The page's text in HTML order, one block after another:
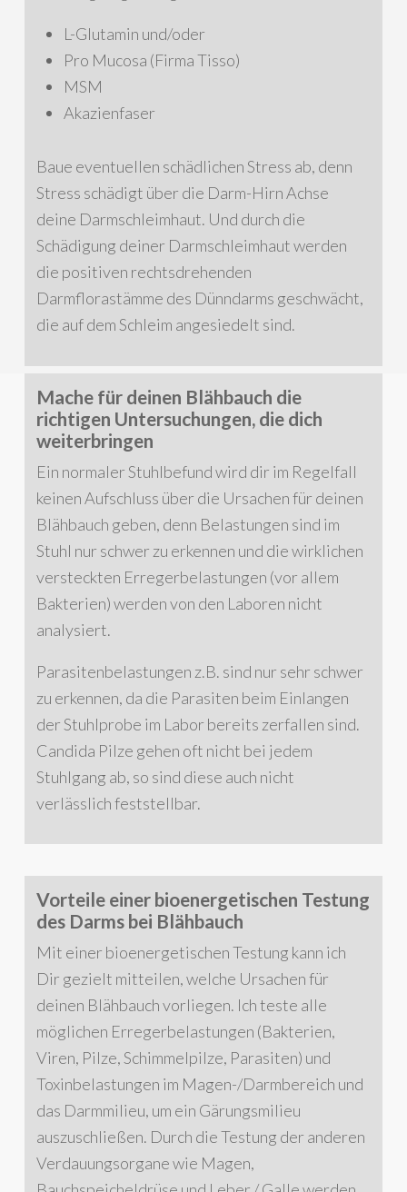
L-Glutamin und/oder
Pro Mucosa (Firma Tisso)
MSM
Akazienfaser
Baue eventuellen schädlichen Stress ab, denn
Stress schädigt über die Darm-Hirn Achse
deine Darmschleimhaut. Und durch die
Schädigung deiner Darmschleimhaut werden
die positiven rechtsdrehenden
Darmflorastämme des Dünndarms geschwächt,
die auf dem Schleim angesiedelt sind.
Mache für deinen Blähbauch die
richtigen Untersuchungen, die dich
weiterbringen
Ein normaler Stuhlbefund wird dir im Regelfall
keinen Aufschluss über die Ursachen für deinen
Blähbauch geben, denn Belastungen sind im
Stuhl nur schwer zu erkennen und die wirklichen
versteckten Erregerbelastungen (vor allem
Bakterien) werden von den Laboren nicht
analysiert.
Parasitenbelastungen z.B. sind nur sehr schwer
zu erkennen, da die Parasiten beim Einlangen
der Stuhlprobe im Labor bereits zerfallen sind.
Candida Pilze gehen oft nicht bei jedem
Stuhlgang ab, so sind diese auch nicht
verlässlich feststellbar.
Vorteile einer bioenergetischen Testung
des Darms bei Blähbauch
Mit einer bioenergetischen Testung kann ich
Dir gezielt mitteilen, welche Ursachen für
deinen Blähbauch vorliegen. Ich teste alle
möglichen Erregerbelastungen (Bakterien,
Viren, Pilze, Schimmelpilze, Parasiten) und
Toxinbelastungen im Magen-/Darmbereich und
das Darmmilieu, um ein Gärungsmilieu
auszuschließen. Durch die Testung der anderen
Verdauungsorgane wie Magen,